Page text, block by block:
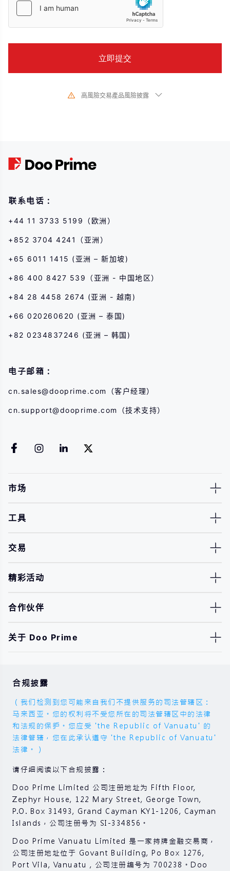
高風險交易產品風險披露
联系电话：
+44 11 3733 5199（欧洲）
+852 3704 4241（亚洲）
+65 6011 1415 (亚洲 – 新加坡)
+86 400 8427 539（亚洲 - 中国地区）
+84 28 4458 2674 (亚洲 - 越南)
+66 020260620 (亚洲 – 泰国)
+82 0234837246 (亚洲 – 韩国)
电子邮箱：
cn.sales@dooprime.com （客户经理）
cn.support@dooprime.com （技术支持）
市场
工具
交易
精彩活动
合作伙伴
关于 Doo Prime
合规披露
（我们检测到您可能来自我们不提供服务的司法管辖区：
马来西亚。您的权利将不受您所在的司法管辖区中的法律
和法规的保护。您应受 'the Republic of Vanuatu' 的
法律管辖，您在此承认遵守 'the Republic of Vanuatu'
法律。）
请仔细阅读以下合规披露：
Doo Prime Limited 公司注册地址为 Fifth Floor,
Zephyr House, 122 Mary Street, George Town,
P.O. Box 31493, Grand Cayman KY1-1206, Cayman
Islands，公司注册号为 SI-334856。
Doo Prime Vanuatu Limited 是一家持牌金融交易商，
公司注册地址位于 Govant Building, Po Box 1276,
Port Vila, Vanuatu , 公司注册编号为 700238。Doo